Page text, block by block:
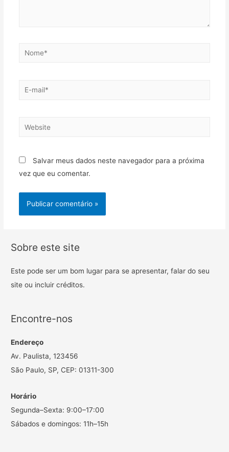
Salvar meus dados neste navegador para a próxima
vez que eu comentar.
Sobre este site
Este pode ser um bom lugar para se apresentar, falar do seu
site ou incluir créditos.
Encontre-nos
Endereço
Av. Paulista, 123456
São Paulo, SP, CEP: 01311-300
Horário
Segunda–Sexta: 9:00–17:00
Sábados e domingos: 11h–15h